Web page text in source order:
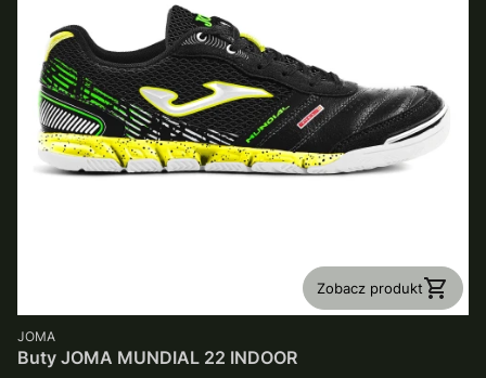
Zobacz produkt
PRODUCENT
JOMA
Buty JOMA MUNDIAL 22 INDOOR